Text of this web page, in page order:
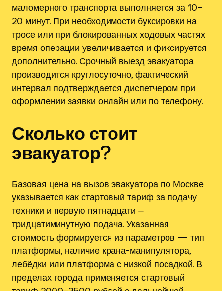
маломерного транспорта выполняется за 10–
20 минут. При необходимости буксировки на
тросе или при блокированных ходовых частях
время операции увеличивается и фиксируется
дополнительно. Срочный выезд эвакуатора
производится круглосуточно, фактический
интервал подтверждается диспетчером при
оформлении заявки онлайн или по телефону.
Сколько стоит
эвакуатор?
Базовая цена на вызов эвакуатора по Москве
указывается как стартовый тариф за подачу
техники и первую пятнадцати ⏤
тридцатиминутную подача. Указанная
стоимость формируется из параметров — тип
платформы, наличие крана-манипулятора,
лебёдки или платформа с низкой посадкой. В
пределах города применяется стартовый